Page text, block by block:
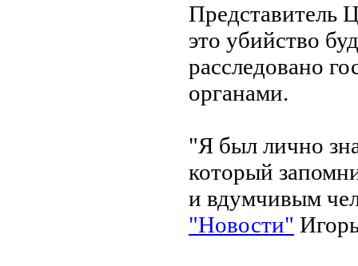
Представитель
это убийство
расследовано
органами.
"Я был лично
который
и вдумчивым
"Новости"